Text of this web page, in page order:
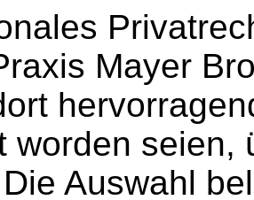
Mayer
worden seien,
Auswahl